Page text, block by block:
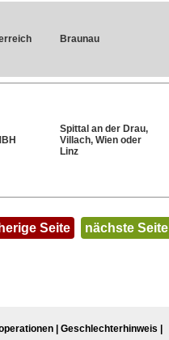
Braunau
Spittal an der Drau,
Villach, Wien oder
Linz
Seite nächste Seite
| Geschlechterhinweis |